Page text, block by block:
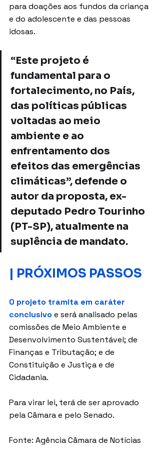
para doações aos fundos da criança
e do adolescente e das pessoas
idosas.
“Este projeto é
fundamental para o
fortalecimento, no País,
das políticas públicas
voltadas ao meio
ambiente e ao
enfrentamento dos
efeitos das emergências
climáticas”, defende o
autor da proposta, ex-
deputado Pedro Tourinho
(PT-SP), atualmente na
suplência de mandato.
| PRÓXIMOS PASSOS
O projeto tramita em caráter
conclusivo e será analisado pelas
comissões de Meio Ambiente e
Desenvolvimento Sustentável; de
Finanças e Tributação; e de
Constituição e Justiça e de
Cidadania.
Para virar lei, terá de ser aprovado
pela Câmara e pelo Senado.
Fonte: Agência Câmara de Notícias